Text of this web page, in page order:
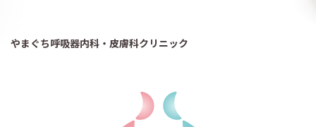
やまぐち呼吸器内科・皮膚科クリニック